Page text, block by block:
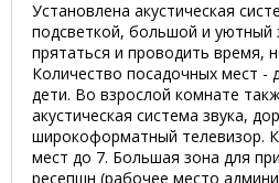
Установлена акустическая
подсветкой, большой и уютный
прятаться и проводить время,
Количество посадочных мест -
дети. Во взрослой комнате
акустическая система звука,
широкоформатный телевизор.
мест до 7. Большая зона для
ресепшн (рабочее место